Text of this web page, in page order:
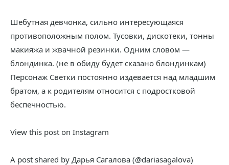
Шебутная девчонка, сильно интересующаяся
противоположным полом. Тусовки, дискотеки, тонны
макияжа и жвачной резинки. Одним словом —
блондинка. (не в обиду будет сказано блондинкам)
Персонаж Светки постоянно издевается над младшим
братом, а к родителям относится с подростковой
беспечностью.
View this post on Instagram
A post shared by Дарья Сагалова (@dariasagalova)